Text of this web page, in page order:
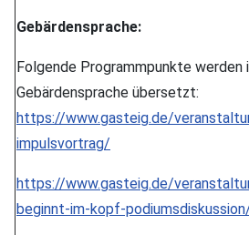
Gebärdensprache:
Folgende Programmpunkte werden
Gebärdensprache übersetzt:
https://www.gasteig.de/
impulsvortrag/
https://www.gasteig.de/
beginnt-im-kopf-